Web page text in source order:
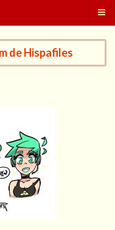
de Hispafiles